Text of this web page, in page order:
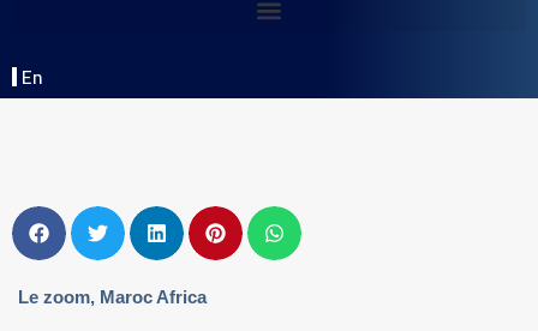
En
Le zoom, Maroc Africa